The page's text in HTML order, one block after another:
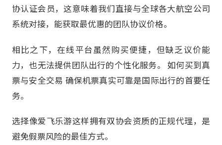
协认证会员，这意味着我们直接与全球各大航空公司
系统对接，能获取最优惠的团队协议价格。
相比之下，在线平台虽然购买便捷，但缺乏议价能
力，也无法提供团队出行的个性化服务。 如何买到真
票与安全交易 确保机票真实可靠是国际出行的首要任
务。
选择像爱飞乐游这样拥有双协会资质的正规代理，是
避免假票风险的最佳方式。